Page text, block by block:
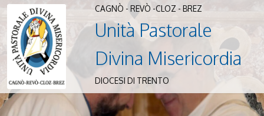
CAGNÒ - REVÒ -CLOZ - BREZ
Unità Pastorale
Divina Misericordia
DIOCESI DI TRENTO